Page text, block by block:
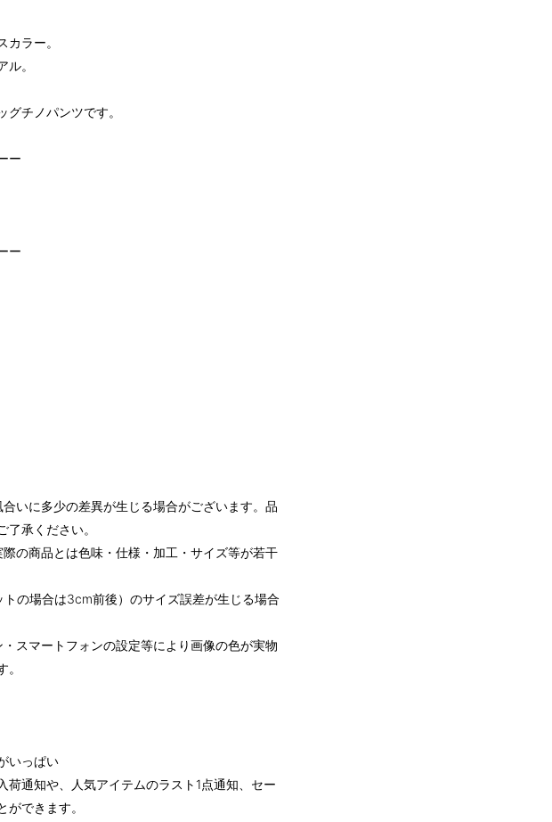
ラー。
。
チノパンツです。
ー
ー
いに多少の差異が生じる場合がございます。品
承ください。
の商品とは色味・仕様・加工・サイズ等が若干
の場合は3cm前後）のサイズ誤差が生じる場合
スマートフォンの設定等により画像の色が実物
いっぱい
荷通知や、人気アイテムのラスト1点通知、セー
できます。